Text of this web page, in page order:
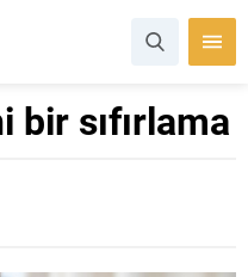
sıfırlama